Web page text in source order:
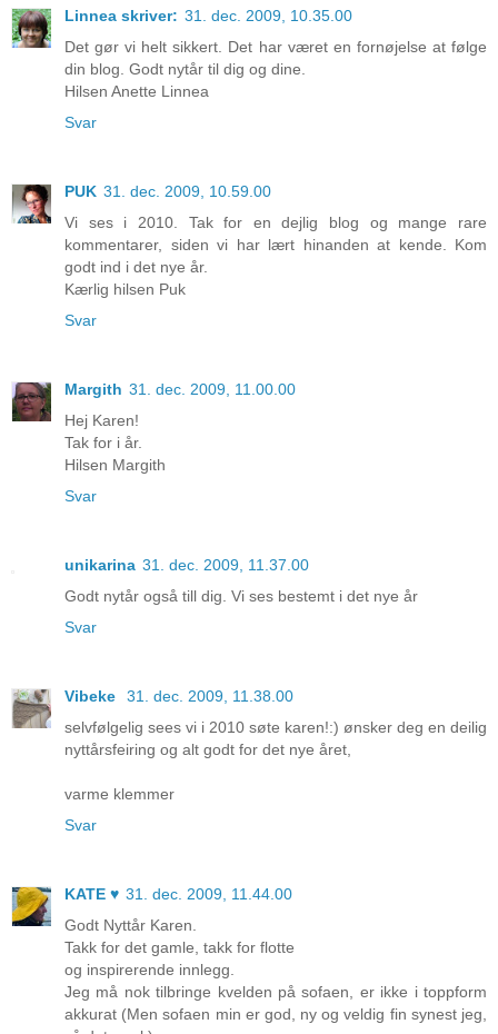
Linnea skriver: 31. dec. 2009, 10.35.00
Det gør vi helt sikkert. Det har været en fornøjelse at følge
din blog. Godt nytår til dig og dine.
Hilsen Anette Linnea
Svar
PUK 31. dec. 2009, 10.59.00
Vi ses i 2010. Tak for en dejlig blog og mange rare
kommentarer, siden vi har lært hinanden at kende. Kom
godt ind i det nye år.
Kærlig hilsen Puk
Svar
Margith 31. dec. 2009, 11.00.00
Hej Karen!
Tak for i år.
Hilsen Margith
Svar
unikarina 31. dec. 2009, 11.37.00
Godt nytår også till dig. Vi ses bestemt i det nye år
Svar
Vibeke
31. dec. 2009, 11.38.00
selvfølgelig sees vi i 2010 søte karen!:) ønsker deg en deilig
nyttårsfeiring og alt godt for det nye året,
varme klemmer
Svar
KATE ♥ 31. dec. 2009, 11.44.00
Godt Nyttår Karen.
Takk for det gamle, takk for flotte
og inspirerende innlegg.
Jeg må nok tilbringe kvelden på sofaen, er ikke i toppform
akkurat (Men sofaen min er god, ny og veldig fin synest jeg,